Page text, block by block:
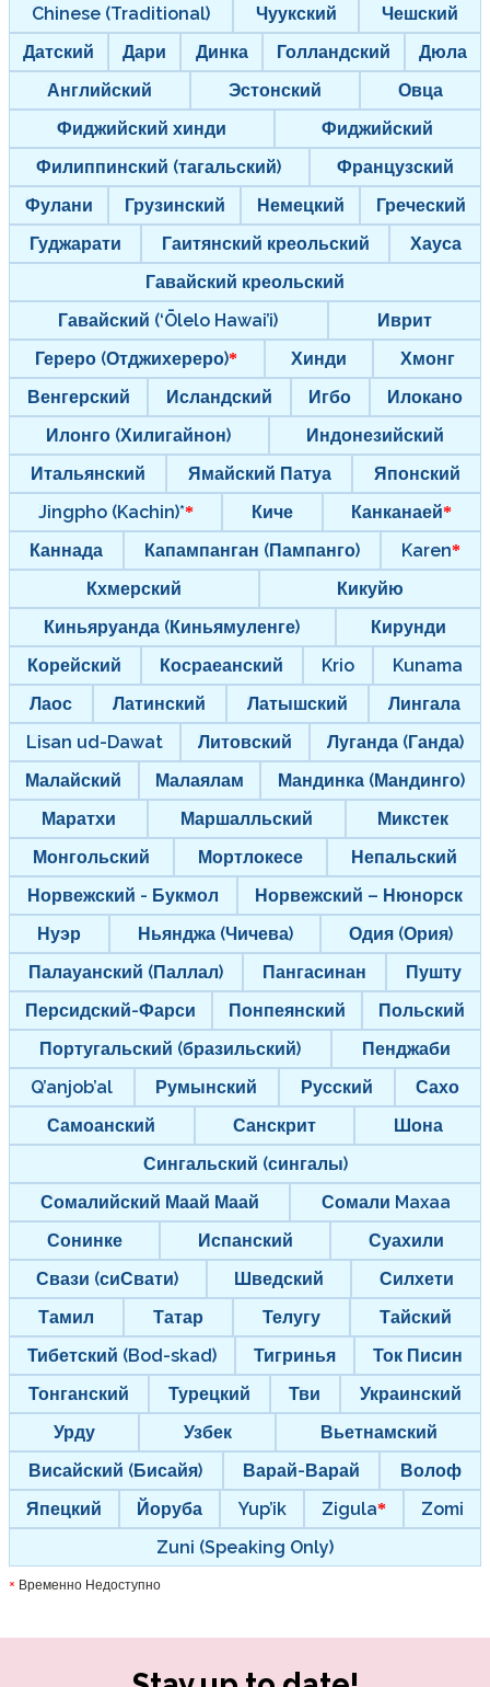
Chinese (Traditional)
Чуукский
Чешский
Датский
Дари Динка Голландский
Дюла
Английский
Эстонский
Овца
Фиджийский хинди
Фиджийский
Филиппинский (тагальский)
Французский
Фулани
Грузинский Немецкий
Греческий
Гуджарати
Гаитянский креольский
Хауса
Гавайский креольский
Гавайский (‘Ōlelo Hawai’i)
Иврит
Гереро (Отджихереро)
Хинди
Хмонг
Венгерский
Исландский Игбо
Илокано
Илонго (Хилигайнон)
Индонезийский
Итальянский
Ямайский Патуа
Японский
Jingpho (Kachin)*
Киче
Канканаей
Каннада
Капампанган (Пампанго)
Karen
Кхмерский
Кикуйю
Киньяруанда (Киньямуленге)
Кирунди
Корейский
Косраеанский Krio
Kunama
Лаос
Латинский Латышский
Лингала
Lisan ud-Dawat
Литовский
Луганда (Ганда)
Малайский
Малаялам
Мандинка (Мандинго)
Маратхи
Маршалльский
Микстек
Монгольский
Мортлокесе
Непальский
Норвежский - Букмол
Норвежский – Нюнорск
Нуэр
Ньянджа (Чичева)
Одия (Ория)
Палауанский (Паллал)
Пангасинан
Пушту
Персидский-Фарси
Понпеянский
Польский
Португальский (бразильский)
Пенджаби
Q’anjob’al
Румынский Русский
Сахо
Самоанский
Санскрит
Шона
Сингальский (сингалы)
Сомалийский Маай Маай
Сомали Maxaa
Сонинке
Испанский
Суахили
Свази (сиСвати)
Шведский
Силхети
Тамил
Татар Телугу
Тайский
Тибетский (Bod-skad)
Тигринья
Ток Писин
Тонганский
Турецкий Тви
Украинский
Урду
Узбек
Вьетнамский
Висайский (Бисайя)
Варай-Варай
Волоф
Япецкий
Йоруба Yup’ik Zigula
Zomi
Zuni (Speaking Only)
* Временно Недоступно